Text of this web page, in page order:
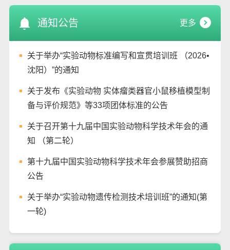
通知公告 更多
关于举办“实验动物标准编写和宣贯培训班 （2026•
沈阳）”的通知
关于发布《实验动物 实体瘤类器官小鼠移植模型制
备与评价规范》等33项团体标准的公告
关于召开第十九届中国实验动物科学技术年会的通
知 （第二轮）
第十九届中国实验动物科学技术年会参展赞助招商
公告
关于举办“实验动物遗传检测技术培训班”的通知(第
一轮)